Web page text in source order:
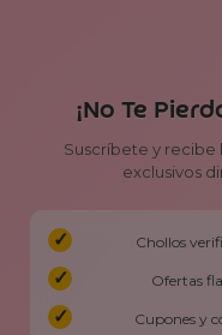
¡No Te
Suscríbete y recibe
exclusivos
Chollos
Ofertas
Cupones y